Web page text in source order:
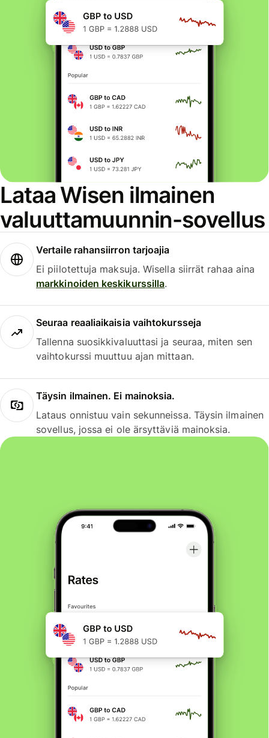
Lataa Wisen ilmainen
valuuttamuunnin-sovellus
Vertaile rahansiirron tarjoajia
Ei piilotettuja maksuja. Wisella siirrät rahaa aina
markkinoiden keskikurssilla.
Seuraa reaaliaikaisia vaihtokursseja
Tallenna suosikkivaluuttasi ja seuraa, miten sen
vaihtokurssi muuttuu ajan mittaan.
Täysin ilmainen. Ei mainoksia.
Lataus onnistuu vain sekunneissa. Täysin ilmainen
sovellus, jossa ei ole ärsyttäviä mainoksia.